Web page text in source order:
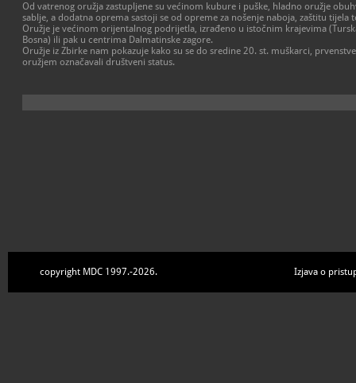
Od vatrenog oružja zastupljene su većinom kubure i puške, hladno oružje
sablje, a dodatna oprema sastoji se od opreme za nošenje naboja, zaštitu tijela
Oružje je većinom orijentalnog podrijetla, izrađeno u istočnim krajevima
Bosna) ili pak u centrima Dalmatinske zagore.
Oružje iz Zbirke nam pokazuje kako su se do sredine 20. st. muškarci,
oružjem označavali društveni status.
copyright MDC 1997.-2026. Izjava o